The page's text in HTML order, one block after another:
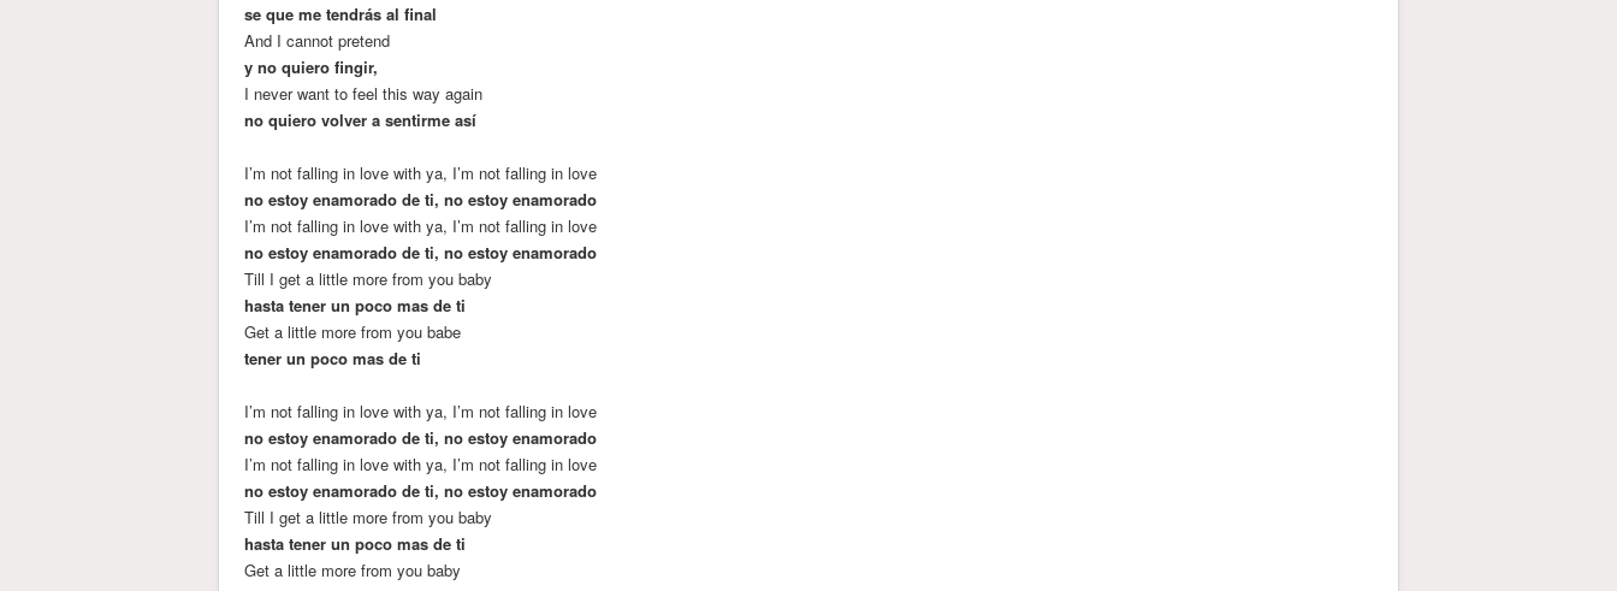
se que me tendrás al final
And I cannot pretend
y no quiero fingir,
I never want to feel this way again
no quiero volver a sentirme así
I’m not falling in love with ya, I’m not falling in love
no estoy enamorado de ti, no estoy enamorado
I’m not falling in love with ya, I’m not falling in love
no estoy enamorado de ti, no estoy enamorado
Till I get a little more from you baby
hasta tener un poco mas de ti
Get a little more from you babe
tener un poco mas de ti
I’m not falling in love with ya, I’m not falling in love
no estoy enamorado de ti, no estoy enamorado
I’m not falling in love with ya, I’m not falling in love
no estoy enamorado de ti, no estoy enamorado
Till I get a little more from you baby
hasta tener un poco mas de ti
Get a little more from you baby